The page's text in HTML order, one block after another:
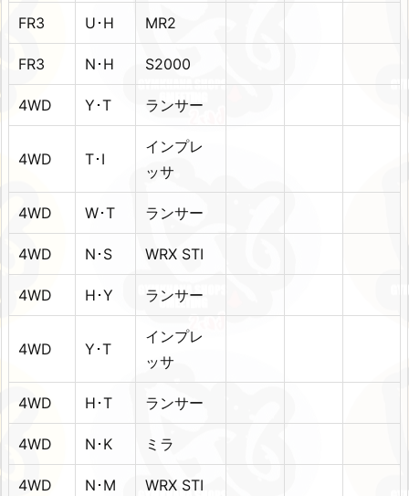
FR3 U･H MR2
FR3 N･H S2000
4WD Y･T ランサー
4WD T･I
インプレ
ッサ
4WD W･T ランサー
4WD N･S WRX STI
4WD H･Y ランサー
4WD Y･T
インプレ
ッサ
4WD H･T ランサー
4WD N･K ミラ
4WD N･M WRX STI